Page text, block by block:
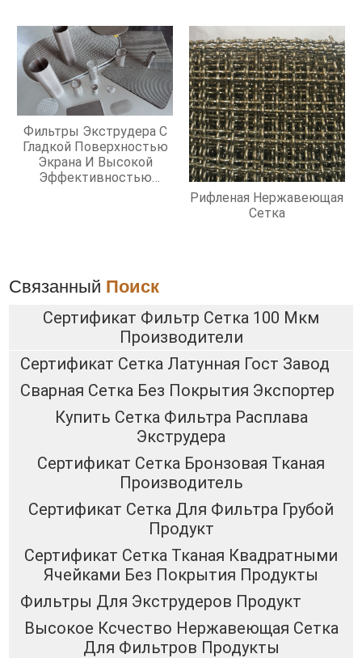
Фильтры Экструдера С
Гладкой Поверхностью
Экрана И Высокой
Эффективностью
Рифленая Нержавеющая
Сетка
Связанный Поиск
Сертификат Фильтр Сетка 100 Мкм
Производители
Сертификат Сетка Латунная Гост Завод
Сварная Сетка Без Покрытия Экспортер
Купить Сетка Фильтра Расплава
Экструдера
Сертификат Сетка Бронзовая Тканая
Производитель
Сертификат Сетка Для Фильтра Грубой
Продукт
Сертификат Сетка Тканая Квадратными
Ячейками Без Покрытия Продукты
Фильтры Для Экструдеров Продукт
Высокое Ксчество Нержавеющая Сетка
Для Фильтров Продукты